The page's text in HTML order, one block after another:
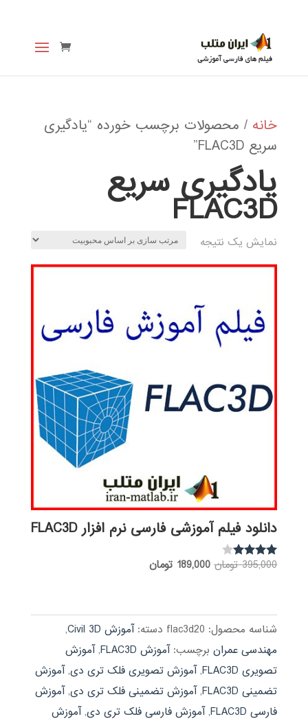
خانه / محصولات برچسب خورده “یادگیری
سریع FLAC3D”
یادگیری سریع
FLAC3D
نمایش یک نتیجه
دانلود فیلم آموزشی فارسی نرم افزار FLAC3D
نمره
395,000 تومان قیمت
بود.
189,000 تومانقیمت
شناسه محصول: flac3d20 دسته:آموزش Civil 3D
,
مهندسی عمران برچسب:آموزش FLAC3D ,آموزش
تصویری FLAC3D
,آموزش تصویری فلک تری دی,آموزش
تضمینی FLAC3D
,آموزش تضمینی فلک تری دی,آموزش
فارسی FLAC3D
,آموزش فارسی فلک تری دی,آموزش